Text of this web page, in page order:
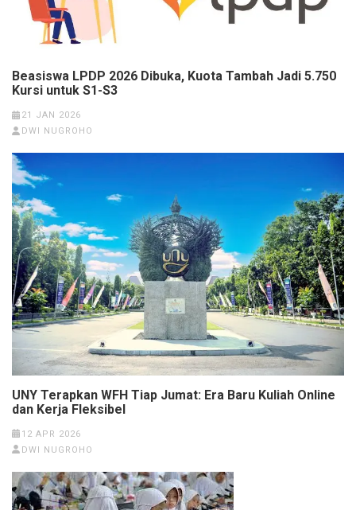
Beasiswa LPDP 2026 Dibuka, Kuota Tambah Jadi 5.750
Kursi untuk S1-S3
21 JAN 2026
DWI NUGROHO
UNY Terapkan WFH Tiap Jumat: Era Baru Kuliah Online
dan Kerja Fleksibel
12 APR 2026
DWI NUGROHO